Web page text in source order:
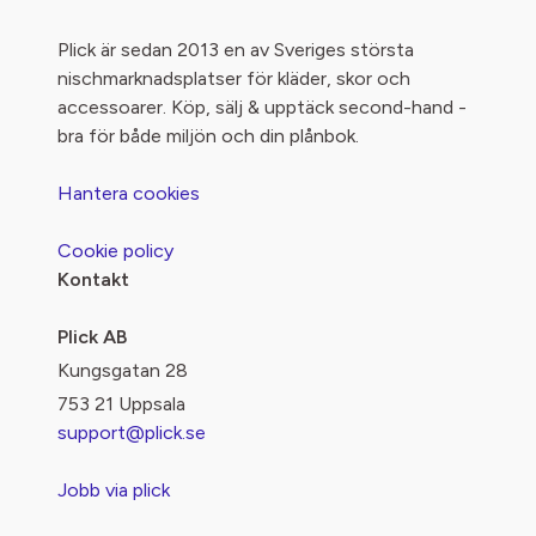
Plick är sedan 2013 en av Sveriges största
nischmarknadsplatser för kläder, skor och
accessoarer. Köp, sälj & upptäck second-hand -
bra för både miljön och din plånbok.
Hantera cookies
Cookie policy
Kontakt
Plick AB
Kungsgatan 28
753 21 Uppsala
support@plick.se
Jobb via plick